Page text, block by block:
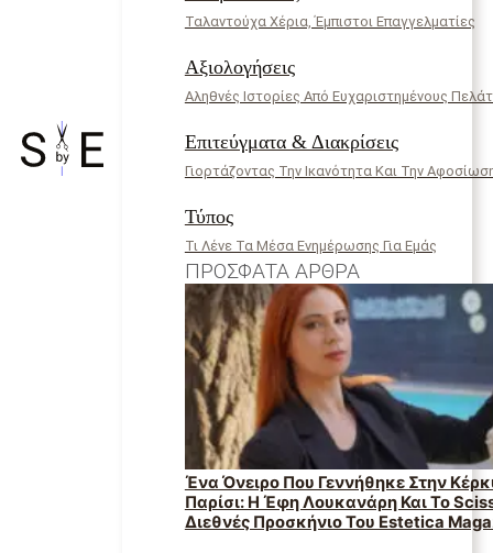
Ταλαντούχα Χέρια, Έμπιστοι Επαγγελματίες
Αξιολογήσεις
Αληθνές Ιστορίες Από Ευχαριστημένους
Επιτεύγματα & Διακρίσεις
Γιορτάζοντας Την Ικανότητα Και Την
Τύπος
Τι Λένε Τα Μέσα Ενημέρωσης Για Εμάς
ΠΡΌΣΦΑΤΑ ΆΡΘΡΑ
Ένα Όνειρο Που Γεννήθηκε Στην
Παρίσι: Η Έφη Λουκανάρη Και Το
Διεθνές Προσκήνιο Του Estetica